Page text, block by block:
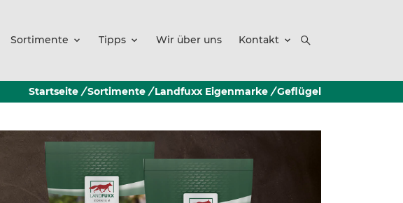
Sortimente Tipps Wir über uns Kontakt
Startseite / Sortimente / Landfuxx Eigenmarke / Geflügel